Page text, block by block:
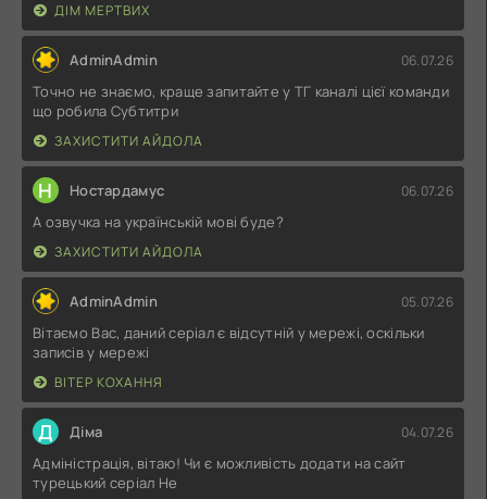
ДІМ МЕРТВИХ
AdminAdmin 06.07.26
Точно не знаємо, краще запитайте у ТГ каналі цієї команди
що робила Субтитри
ЗАХИСТИТИ АЙДОЛА
Н Ностардамус 06.07.26
А озвучка на українській мові буде?
ЗАХИСТИТИ АЙДОЛА
AdminAdmin 05.07.26
Вітаємо Вас, даний серіал є відсутній у мережі, оскільки
записів у мережі
ВІТЕР КОХАННЯ
Д Діма 04.07.26
Адміністрація, вітаю! Чи є можливість додати на сайт
турецький серіал Не